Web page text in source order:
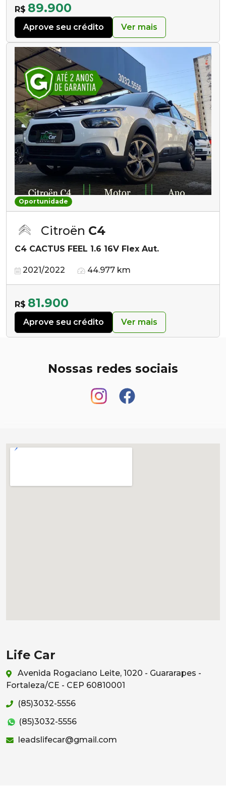
R$ 89.900
Aprove seu crédito Ver mais
Oportunidade
Citroën C4
C4 CACTUS FEEL 1.6 16V Flex Aut.
2021/2022 44.977 km
R$ 81.900
Aprove seu crédito Ver mais
Nossas redes sociais
Life Car
Avenida Rogaciano Leite, 1020 - Guararapes -
Fortaleza/CE - CEP 60810001
(85)3032-5556
(85)3032-5556
leadslifecar@gmail.com